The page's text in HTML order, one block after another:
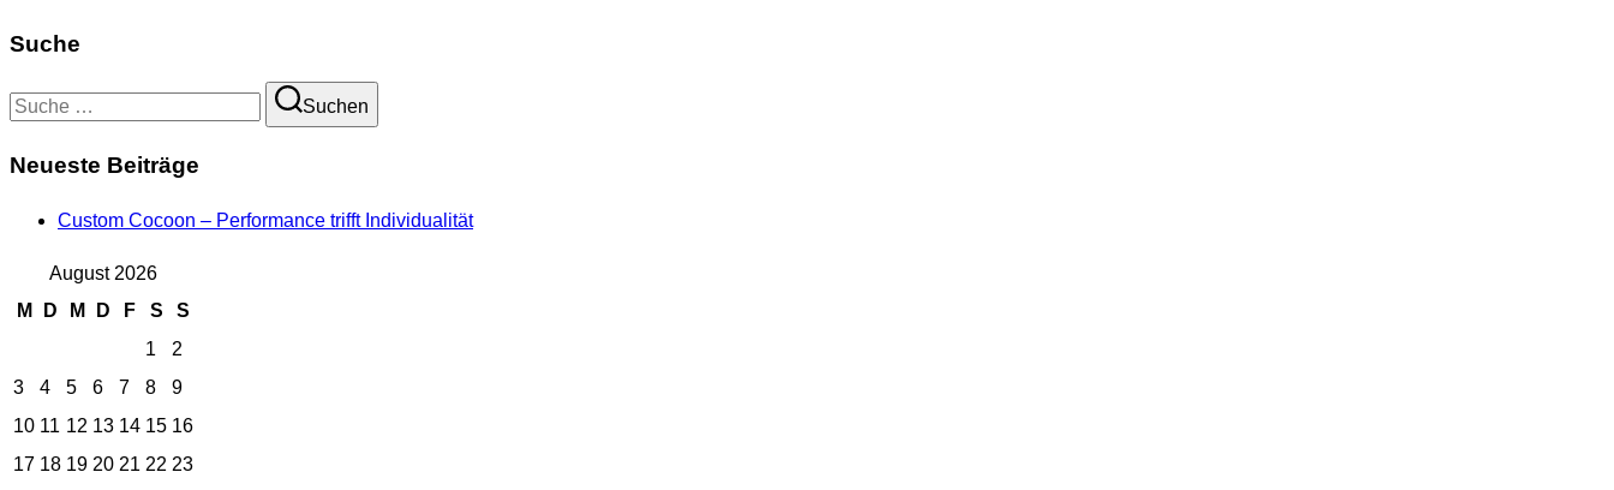
Suche
Suchen
Suchen
Neueste Beiträge
Custom Cocoon – Performance trifft Individualität
August 2026
M
D M D F S
S
1
2
3
4 5 6 7 8
9
10 11 12 13 14 15 16
17 18 19 20 21 22 23